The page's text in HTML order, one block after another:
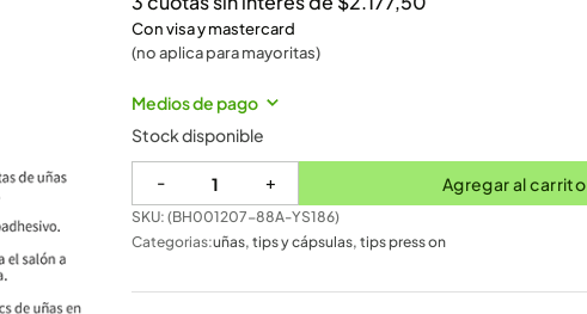
Con visa y mastercard
(no aplica para mayoritas)
Medios de pago
Stock disponible
- + Agregar al carrito
SKU: (BH001207-88A-YS186)
Categorias:uñas, tips y cápsulas, tips press on